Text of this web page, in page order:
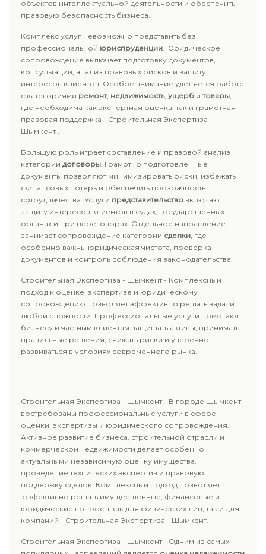
объектов интеллектуальной деятельности и обеспечить
правовую безопасность бизнеса.
Комплекс услуг невозможно представить без
профессиональной юриспруденции. Юридическое
сопровождение включает подготовку документов,
консультации, анализ правовых рисков и защиту
интересов клиентов. Особое внимание уделяется работе
с категориями ремонт, недвижимость, ущерб итовары,
где необходима как экспертная оценка, так и грамотная
правовая поддержка - Строительная Экспертиза -
Шымкент .
Большую роль играет составление и правовой анализ
категории договоры. Грамотно подготовленные
документы позволяют минимизировать риски, избежать
финансовых потерь и обеспечить прозрачность
сотрудничества. Услуги представительство включают
защиту интересов клиентов в судах, государственных
органах и при переговорах. Отдельное направление
занимает сопровождение категории сделки, где
особенно важны юридическая чистота, проверка
документов и контроль соблюдения законодательства.
Строительная Экспертиза - Шымкент - Комплексный
подход к оценке, экспертизе и юридическому
сопровождению позволяет эффективно решать задачи
любой сложности. Профессиональные услуги помогают
бизнесу и частным клиентам защищать активы, принимать
правильные решения, снижать риски и уверенно
развиваться в условиях современного рынка.
Строительная Экспертиза - Шымкент - В городе Шымкент
востребованы профессиональные услуги в сфере
оценки, экспертизы и юридического сопровождения.
Активное развитие бизнеса, строительной отрасли и
коммерческой недвижимости делает особенно
актуальными независимую оценку имущества,
проведение технических экспертиз и правовую
поддержку сделок. Комплексный подход позволяет
эффективно решать имущественные, финансовые и
юридические вопросы как для физических лиц, так и для
компаний - Строительная Экспертиза - Шымкент.
Строительная Экспертиза - Шымкент - Одним из самых